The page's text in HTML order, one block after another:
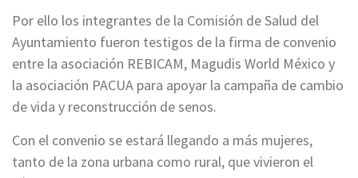
Por ello los integrantes de la Comisión de Salud del
Ayuntamiento fueron testigos de la firma de convenio
entre la asociación REBICAM, Magudis World México y
la asociación PACUA para apoyar la campaña de cambio
de vida y reconstrucción de senos.
Con el convenio se estará llegando a más mujeres,
tanto de la zona urbana como rural, que vivieron el